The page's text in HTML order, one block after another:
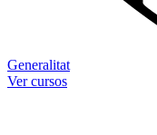
Generalitat
Ver cursos